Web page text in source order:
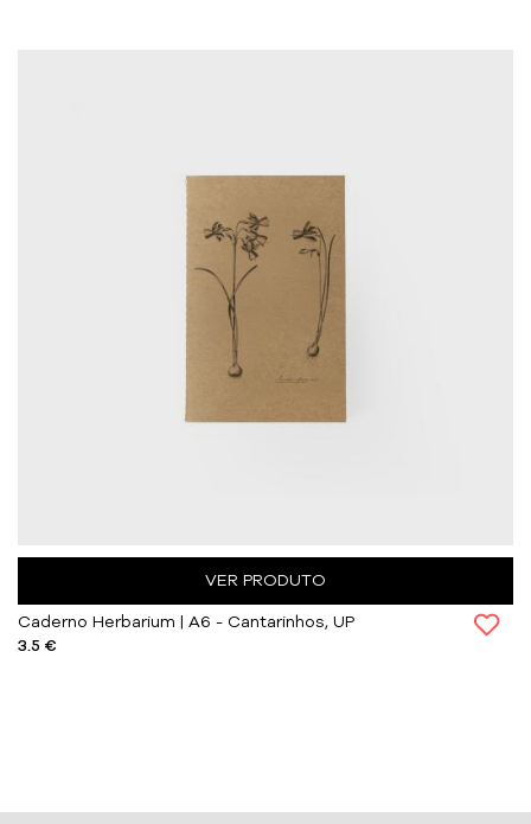
VER PRODUTO
Caderno Herbarium | A6 - Cantarinhos, UP
3.5 €